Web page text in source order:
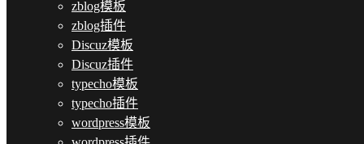
zblog模板
zblog插件
Discuz模板
Discuz插件
typecho模板
typecho插件
wordpress模板